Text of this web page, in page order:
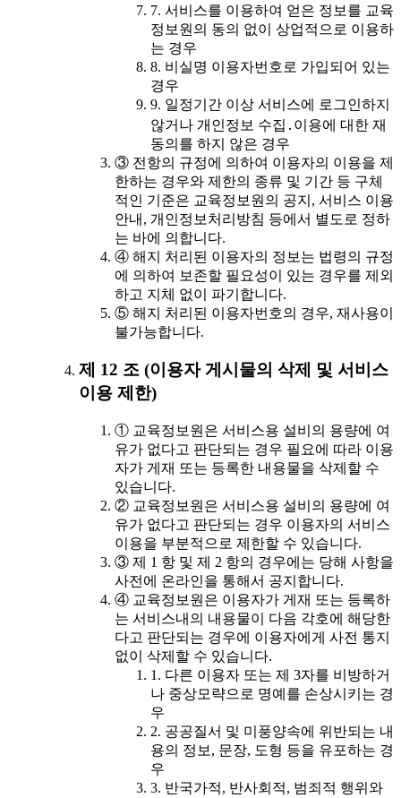
7. 서비스를 이용하여 얻은 정보를 교육
정보원의 동의 없이 상업적으로 이용하
는 경우
8. 비실명 이용자번호로 가입되어 있는
경우
9. 일정기간 이상 서비스에 로그인하지
않거나 개인정보 수집․이용에 대한 재
동의를 하지 않은 경우
③ 전항의 규정에 의하여 이용자의 이용을 제
한하는 경우와 제한의 종류 및 기간 등 구체
적인 기준은 교육정보원의 공지, 서비스 이용
안내, 개인정보처리방침 등에서 별도로 정하
는 바에 의합니다.
④ 해지 처리된 이용자의 정보는 법령의 규정
에 의하여 보존할 필요성이 있는 경우를 제외
하고 지체 없이 파기합니다.
⑤ 해지 처리된 이용자번호의 경우, 재사용이
불가능합니다.
제 12 조 (이용자 게시물의 삭제 및 서비스
이용 제한)
① 교육정보원은 서비스용 설비의 용량에 여
유가 없다고 판단되는 경우 필요에 따라 이용
자가 게재 또는 등록한 내용물을 삭제할 수
있습니다.
② 교육정보원은 서비스용 설비의 용량에 여
유가 없다고 판단되는 경우 이용자의 서비스
이용을 부분적으로 제한할 수 있습니다.
③ 제 1 항 및 제 2 항의 경우에는 당해 사항을
사전에 온라인을 통해서 공지합니다.
④ 교육정보원은 이용자가 게재 또는 등록하
는 서비스내의 내용물이 다음 각호에 해당한
다고 판단되는 경우에 이용자에게 사전 통지
없이 삭제할 수 있습니다.
1. 다른 이용자 또는 제 3자를 비방하거
나 중상모략으로 명예를 손상시키는 경
우
2. 공공질서 및 미풍양속에 위반되는 내
용의 정보, 문장, 도형 등을 유포하는 경
우
3. 반국가적, 반사회적, 범죄적 행위와